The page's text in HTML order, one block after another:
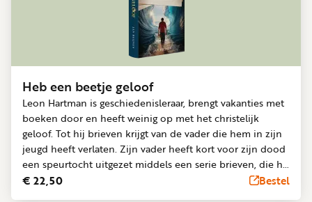
Heb een beetje geloof
Leon Hartman is geschiedenisleraar, brengt vakanties met
boeken door en heeft weinig op met het christelijk
geloof. Tot hij brieven krijgt van de vader die hem in zijn
jeugd heeft verlaten. Zijn vader heeft kort voor zijn dood
een speurtocht uitgezet middels een serie brieven, die hij
steevast eindigt met een mysterieuze zin: PS Heb een
€ 22,50 Bestel